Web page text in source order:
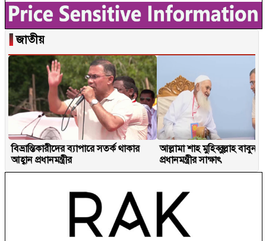
▐জাতীয়
বিভ্রান্তিকারীদের ব্যাপারে সতর্ক থাকার
আহ্বান প্রধানমন্ত্রীর
আল্লামা শাহ মুহিব্বুল্লাহ
প্রধানমন্ত্রীর সাক্ষাৎ